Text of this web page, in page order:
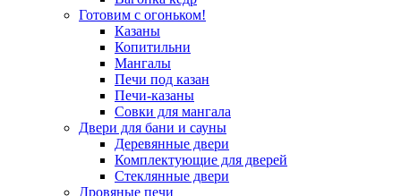
Готовим с огоньком!
Казаны
Копитильни
Мангалы
Печи под казан
Печи-казаны
Совки для мангала
Двери для бани и сауны
Деревянные двери
Комплектующие для дверей
Стеклянные двери
Дровяные печи